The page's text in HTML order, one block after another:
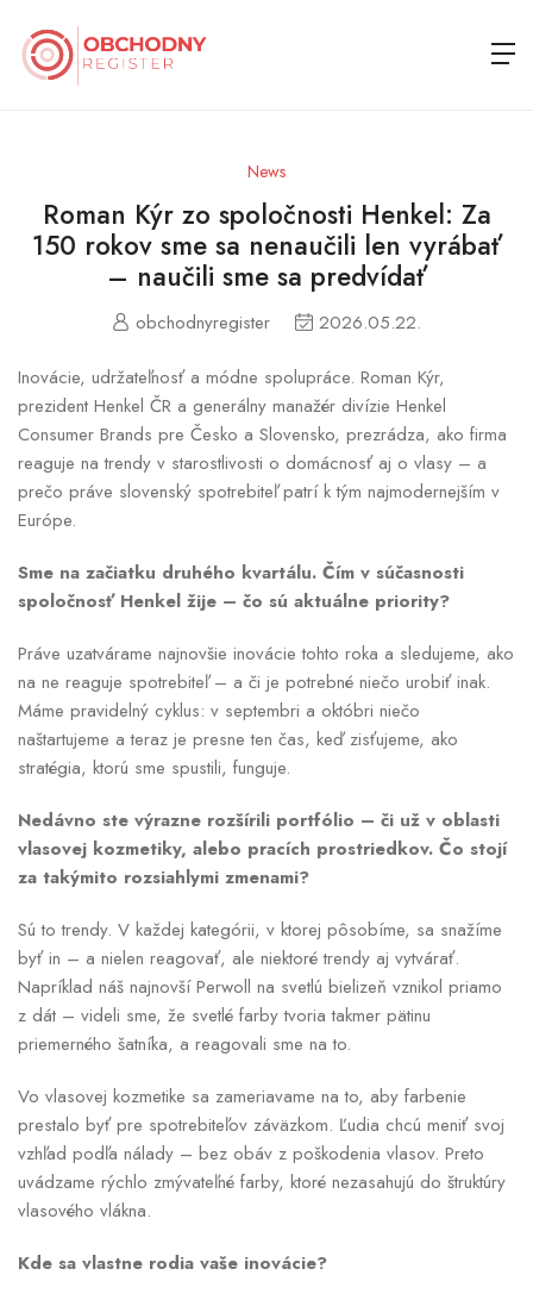
News
Roman Kýr zo spoločnosti Henkel: Za
150 rokov sme sa nenaučili len vyrábať
– naučili sme sa predvídať
obchodnyregister 2026.05.22.
Inovácie, udržateľnosť a módne spolupráce. Roman Kýr,
prezident Henkel ČR a generálny manažér divízie Henkel
Consumer Brands pre Česko a Slovensko, prezrádza, ako firma
reaguje na trendy v starostlivosti o domácnosť aj o vlasy – a
prečo práve slovenský spotrebiteľ patrí k tým najmodernejším v
Európe.
Sme na začiatku druhého kvartálu. Čím v súčasnosti
spoločnosť Henkel žije – čo sú aktuálne priority?
Práve uzatvárame najnovšie inovácie tohto roka a sledujeme, ako
na ne reaguje spotrebiteľ – a či je potrebné niečo urobiť inak.
Máme pravidelný cyklus: v septembri a októbri niečo
naštartujeme a teraz je presne ten čas, keď zisťujeme, ako
stratégia, ktorú sme spustili, funguje.
Nedávno ste výrazne rozšírili portfólio – či už v oblasti
vlasovej kozmetiky, alebo pracích prostriedkov. Čo stojí
za takýmito rozsiahlymi zmenami?
Sú to trendy. V každej kategórii, v ktorej pôsobíme, sa snažíme
byť in – a nielen reagovať, ale niektoré trendy aj vytvárať.
Napríklad náš najnovší Perwoll na svetlú bielizeň vznikol priamo
z dát – videli sme, že svetlé farby tvoria takmer pätinu
priemerného šatníka, a reagovali sme na to.
Vo vlasovej kozmetike sa zameriavame na to, aby farbenie
prestalo byť pre spotrebiteľov záväzkom. Ľudia chcú meniť svoj
vzhľad podľa nálady – bez obáv z poškodenia vlasov. Preto
uvádzame rýchlo zmývateľné farby, ktoré nezasahujú do štruktúry
vlasového vlákna.
Kde sa vlastne rodia vaše inovácie?